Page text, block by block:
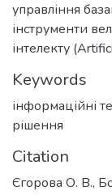
управління
інструменти
інтелекту
Keywords
інформаційні
рішення
Citation
Єгорова О. В.,